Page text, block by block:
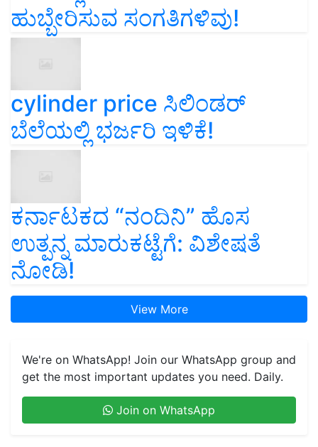
ಹುಬ್ಬೇರಿಸುವ ಸಂಗತಿಗಳಿವು!
cylinder price ಸಿಲಿಂಡರ್‌
ಬೆಲೆಯಲ್ಲಿ ಭರ್ಜರಿ ಇಳಿಕೆ!
ಕರ್ನಾಟಕದ “ನಂದಿನಿ” ಹೊಸ
ಉತ್ಪನ್ನ ಮಾರುಕಟ್ಟೆಗೆ: ವಿಶೇಷತೆ
ನೋಡಿ!
View More
We're on WhatsApp! Join our WhatsApp group and
get the most important updates you need. Daily.
Join on WhatsApp